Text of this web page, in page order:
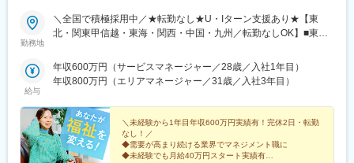
勤務地
＼全国で積極採用中／★転勤なし★U・Iターン支援あり★【東
北・関東甲信越・東海・関西・中国・九州／転勤なしOK】■東北
木、群馬、埼玉、千葉、東京、神奈川、新潟、富山、山梨、長野■
東海／岐阜、静岡、愛知、三重■関西／滋賀、京都、大阪、兵庫、
媛、高知■九州／福岡、佐賀、長崎、熊本、大分、宮崎、鹿児島、
沖縄★【エリア勤務希望・移住希望の方優遇】：サポート制度も
充実していますので、現在のお住まいに関わらずご希望をお知ら
せください！☆『寮費無料プラン』あり（規定有）：下記勤務地
希望・移住希望の方はお気軽にご相談ください！※【北海道】【東
給与
年収600万円（サービスマネージャー／28歳／入社1年目）
年収800万円（エリアマネージャー／31歳／入社3年目）
＼未経験から1年目年収600万円実績有！完休2日・転勤
なし！／
◆需要が高まり続ける業界でマネジメント職に
◆未経験でも月給40万円スタート実績有